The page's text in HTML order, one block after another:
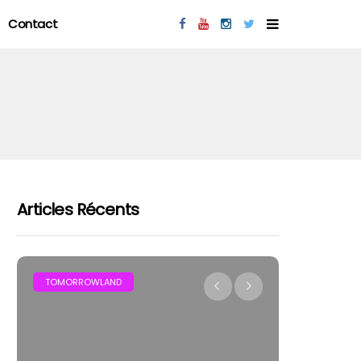
Contact
Articles Récents
FESTIVAL